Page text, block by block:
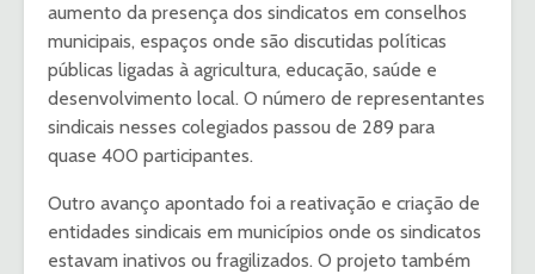
aumento da presença dos sindicatos em conselhos
municipais, espaços onde são discutidas políticas
públicas ligadas à agricultura, educação, saúde e
desenvolvimento local. O número de representantes
sindicais nesses colegiados passou de 289 para
quase 400 participantes.
Outro avanço apontado foi a reativação e criação de
entidades sindicais em municípios onde os sindicatos
estavam inativos ou fragilizados. O projeto também